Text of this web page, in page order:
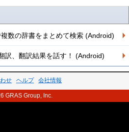
数の辞書をまとめて検索 (Android)
訳、翻訳結果を話す！ (Android)
せ ヘルプ 会社情報
GRAS Group, Inc.